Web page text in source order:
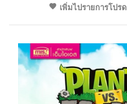
เพิ่มไปรายการโปรด